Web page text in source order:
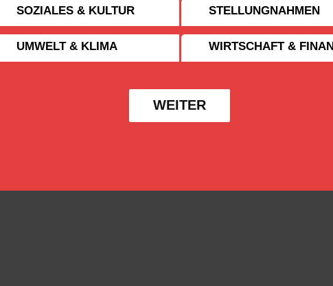
SOZIALES & KULTUR STELLUNGNAHMEN
UMWELT & KLIMA WIRTSCHAFT &
WEITER